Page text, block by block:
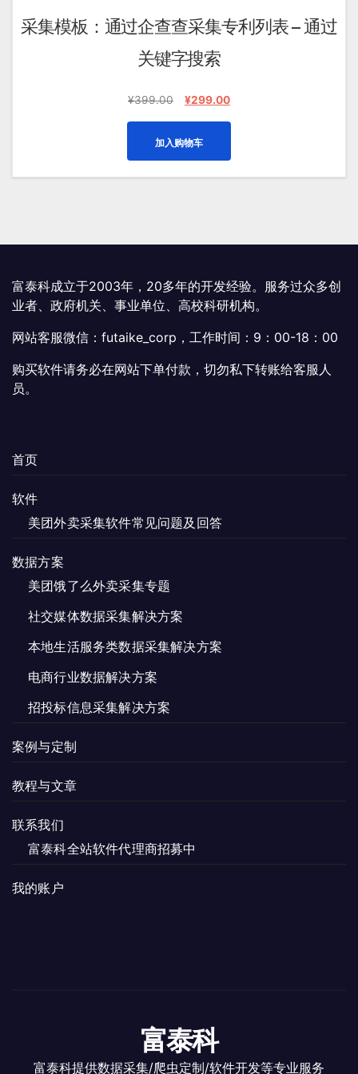
采集模板：通过企查查采集专利列表 – 通过
关键字搜索
¥399.00
原
¥399.00。
¥299.00当
为：
¥299.00。
加入购物车
富泰科成立于2003年，20多年的开发经验。服务过众多创
业者、政府机关、事业单位、高校科研机构。
网站客服微信：futaike_corp，工作时间：9：00-18：00
购买软件请务必在网站下单付款，切勿私下转账给客服人
员。
首页
软件
美团外卖采集软件常见问题及回答
数据方案
美团饿了么外卖采集专题
社交媒体数据采集解决方案
本地生活服务类数据采集解决方案
电商行业数据解决方案
招投标信息采集解决方案
案例与定制
教程与文章
联系我们
富泰科全站软件代理商招募中
我的账户
富泰科
富泰科提供数据采集/爬虫定制/软件开发等专业服务